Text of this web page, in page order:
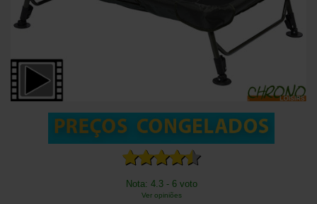
Nota: 4.3 - 6 voto
Ver opiniões